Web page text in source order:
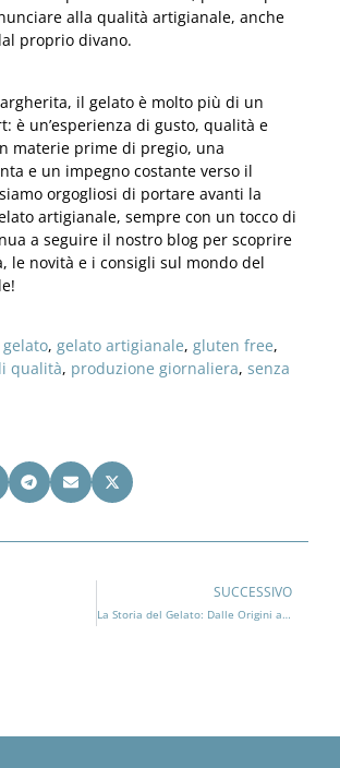
alla qualità artigianale, anche
proprio divano.
il gelato è molto più di un
è un’esperienza di gusto, qualità e
materie prime di pregio, una
e un impegno costante verso il
orgogliosi di portare avanti la
artigianale, sempre con un tocco di
a seguire il nostro blog per scoprire
le novità e i consigli sul mondo del
, gelato artigianale, gluten free,
qualità, produzione giornaliera, senza
SUCCESSIVO
La Storia del Gelato: Dalle Origini ai Giorni Nostri